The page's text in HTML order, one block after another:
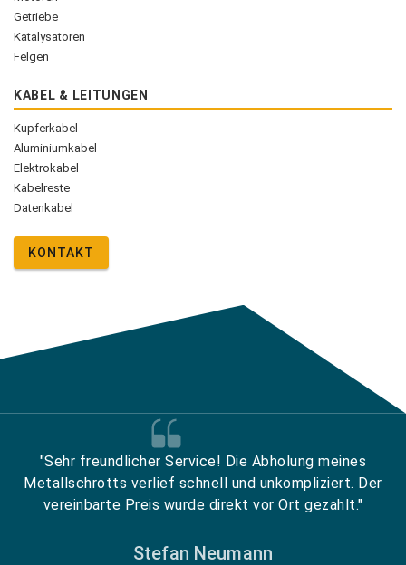
Getriebe
Katalysatoren
Felgen
KABEL & LEITUNGEN
Kupferkabel
Aluminiumkabel
Elektrokabel
Kabelreste
Datenkabel
KONTAKT
"Sehr freundlicher Service! Die Abholung meines
Metallschrotts verlief schnell und unkompliziert. Der
vereinbarte Preis wurde direkt vor Ort gezahlt."
Stefan Neumann